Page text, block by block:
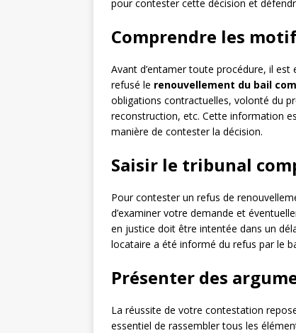
pour contester cette décision et
Comprendre les
Avant d’entamer toute procédure, il
refusé le renouvellement du bail
obligations contractuelles, volonté du
reconstruction, etc. Cette information
manière de contester la décision.
Saisir le tribunal
Pour contester un refus de
d’examiner votre demande et
en justice doit être intentée dans un
locataire a été informé du refus par le
Présenter des
La réussite de votre contestation
essentiel de rassembler tous les